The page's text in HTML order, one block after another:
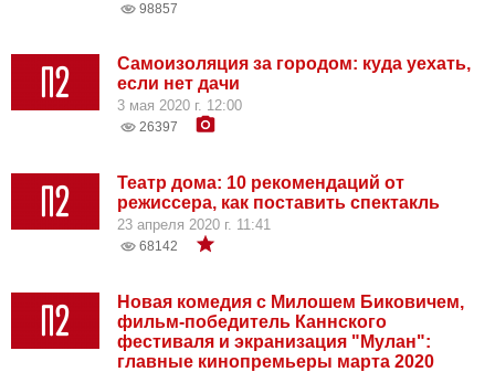
98857
Самоизоляция за городом: куда уехать,
если нет дачи
3 мая 2020 г. 12:00
26397
Театр дома: 10 рекомендаций от
режиссера, как поставить спектакль
23 апреля 2020 г. 11:41
68142
Новая комедия с Милошем Биковичем,
фильм-победитель Каннского
фестиваля и экранизация "Мулан":
главные кинопремьеры марта 2020